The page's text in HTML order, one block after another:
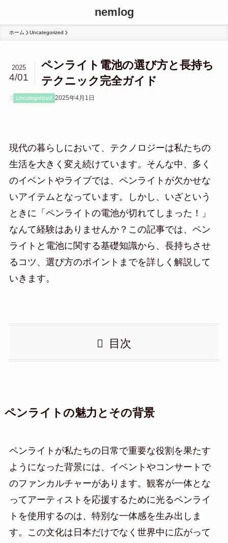
nemlog
ホーム Uncategorized
ペンライト電池の選び方と長持ち
テクニック完全ガイド
2025
4/01
Uncategorized 2025年4月1日
現代の暮らしにおいて、テクノロジーは私たちの
生活を大きく変え続けています。そんな中、多く
のイベントやライブでは、ペンライトが欠かせな
いアイテムとなっています。しかし、いざという
ときに「ペンライトの電池が切れてしまった！」
なんて経験はありませんか？この記事では、ペン
ライトと電池に関する基礎知識から、長持ちさせ
るコツ、選び方のポイントまでを詳しく解説して
いきます。
目次
ペンライトの魅力とその背景
ペンライトが私たちの日常で重要な役割を果たす
ようになった背景には、イベントやコンサートで
のファンカルチャーがあります。観客が一体とな
ってアーティストを応援するために光るペンライ
トを使用するのは、特別な一体感を生み出しま
す。この文化は日本だけでなく世界中に広がって